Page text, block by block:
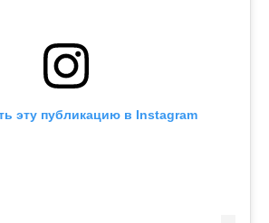
эту публикацию в Instagram